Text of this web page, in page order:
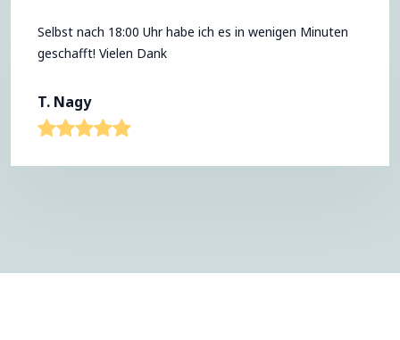
Selbst nach 18:00 Uhr habe ich es in wenigen Minuten
geschafft! Vielen Dank
T. Nagy